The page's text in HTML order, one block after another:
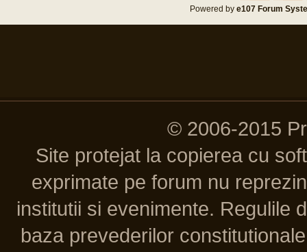
Powered by e107 Forum
© 2006-2015
Site protejat la copierea cu
exprimate pe forum nu
institutii si evenimente. Regulile
baza prevederilor